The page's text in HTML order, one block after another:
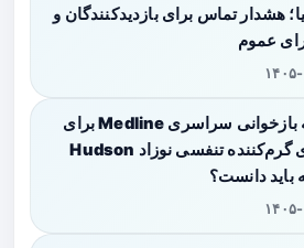
هشدار تماس برای بازدیدکنندگان و
عموم
۱۶
اطلاعیه بازخوانی سراسری Medline برای
مدارهای گرم‌کننده تنفسی نوزاد Hudson
۱۶